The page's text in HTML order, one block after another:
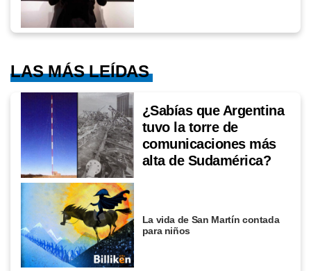
LAS MÁS LEÍDAS
¿Sabías que Argentina
tuvo la torre de
comunicaciones más
alta de Sudamérica?
La vida de San Martín contada
para niños